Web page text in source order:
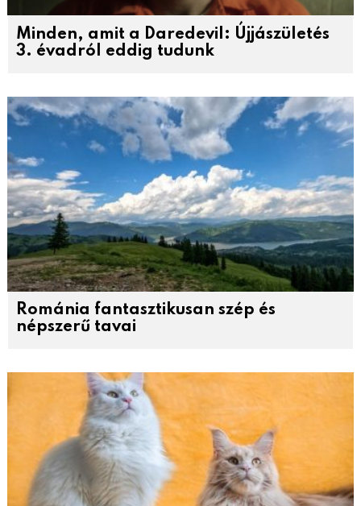
Minden, amit a Daredevil: Újjászületés
3. évadról eddig tudunk
Románia fantasztikusan szép és
népszerű tavai